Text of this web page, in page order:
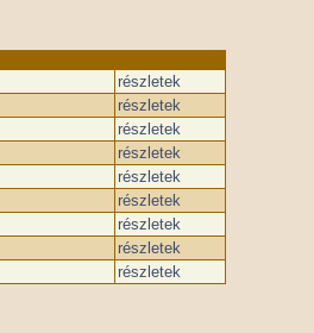
részletek
részletek
részletek
részletek
részletek
részletek
részletek
részletek
részletek